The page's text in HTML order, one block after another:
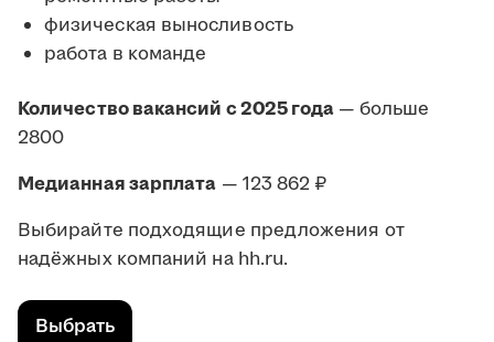
физическая выносливость
работа в команде
Количество вакансий с 2025 года — больше
2800
Медианная зарплата — 123 862 ₽
Выбирайте подходящие предложения от
надёжных компаний на hh.ru.
Выбрать